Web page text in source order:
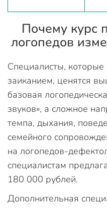
Почему курс
логопедов
Специалисты, которые
заиканием, ценятся
базовая
звуков», а сложное
темпа, дыхания,
семейного
на логопедов-
специалистам
180 000 рублей.
Дополнительная